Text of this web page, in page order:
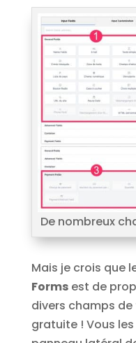
De nombreux
Mais je crois que
Formsest de
divers champs
gratuite ! Vous